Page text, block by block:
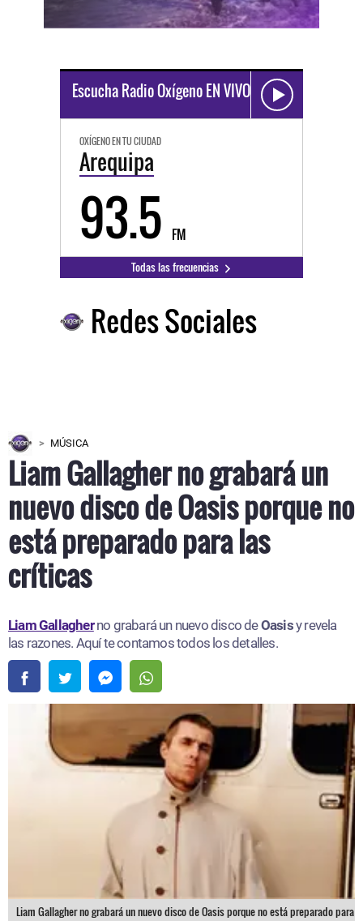
Escucha Radio Oxígeno EN VIVO
OXÍGENO EN TU CIUDAD
Arequipa
93.5 FM
Todas las frecuencias
Redes Sociales
MÚSICA
Liam Gallagher no grabará un
nuevo disco de Oasis porque no
está preparado para las
críticas
Liam Gallagherno grabará un nuevo disco deOasisy revela
las razones. Aquí te contamos todos los detalles.
Liam Gallagher no grabará un nuevo disco de Oasis porque no está preparado para